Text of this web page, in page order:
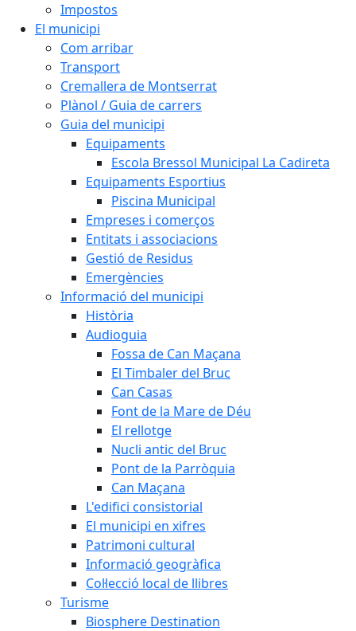
Impostos
El municipi
Com arribar
Transport
Cremallera de Montserrat
Plànol / Guia de carrers
Guia del municipi
Equipaments
Escola Bressol Municipal La Cadireta
Equipaments Esportius
Piscina Municipal
Empreses i comerços
Entitats i associacions
Gestió de Residus
Emergències
Informació del municipi
Història
Audioguia
Fossa de Can Maçana
El Timbaler del Bruc
Can Casas
Font de la Mare de Déu
El rellotge
Nucli antic del Bruc
Pont de la Parròquia
Can Maçana
L'edifici consistorial
El municipi en xifres
Patrimoni cultural
Informació geogràfica
Col·lecció local de llibres
Turisme
Biosphere Destination